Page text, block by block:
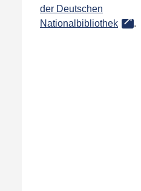
der Deutschen
Nationalbibliothek
.